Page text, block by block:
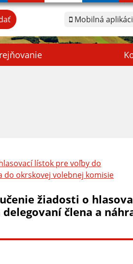
Mobilná
lístok pre voľby do
do okrskovej volebnej komisie
žiadosti o
člena a